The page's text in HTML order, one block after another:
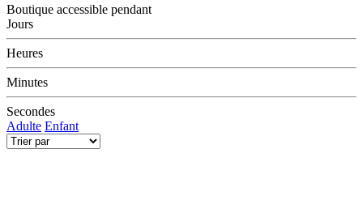
Boutique accessible pendant
Jours
Heures
Minutes
Secondes
Adulte Enfant